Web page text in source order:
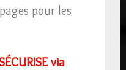
pour les
via